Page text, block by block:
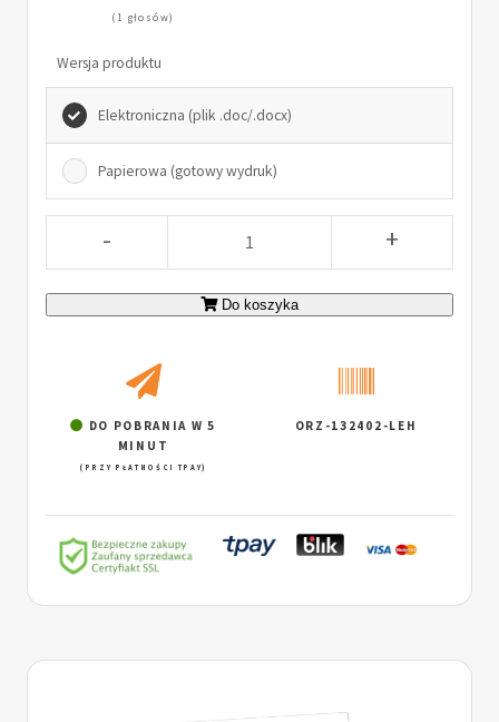
(1 głosów)
Wersja produktu
Elektroniczna (plik .doc/.docx)
Papierowa (gotowy wydruk)
- +
Do koszyka
DO POBRANIA W 5
MINUT
(PRZY PŁATNOŚCI TPAY)
ORZ-132402-LEH